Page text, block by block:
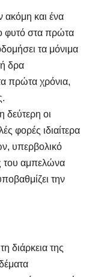
και ένα
φυτό στα πρώτα
τα μόνιμα
δρα
πρώτα χρόνια,
δεύτερη οι
φορές ιδιαίτερα
υπερβολικό
του αμπελώνα
την
διάρκεια της